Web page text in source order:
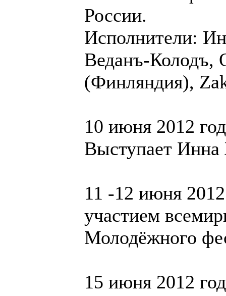
России.
Исполнители:
Веданъ-Колодъ,
(Финляндия),
10 июня 2012
Выступает
11 -12 июня
участием
Молодёжного
15 июня 2012